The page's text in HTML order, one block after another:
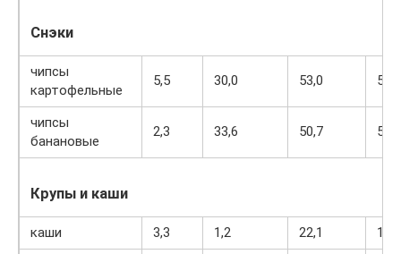
Снэки
чипсы
картофельные
5,5 30,0 53,0 520
чипсы
банановые
2,3 33,6 50,7 519
Крупы и каши
каши 3,3 1,2 22,1
102